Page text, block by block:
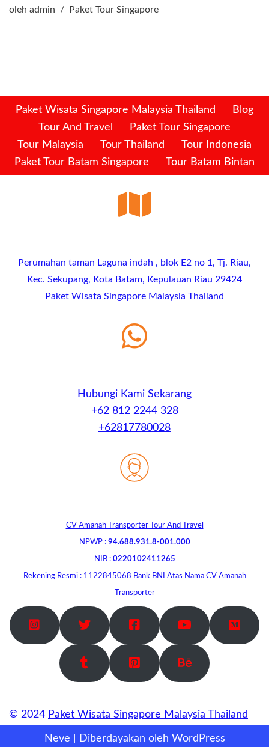
oleh admin Paket Tour Singapore
Paket Wisata Singapore Malaysia Thailand
Blog
Tour And Travel
Paket Tour Singapore
Tour Malaysia
Tour Thailand
Tour Indonesia
Paket Tour Batam Singapore
Tour Batam Bintan
Perumahan taman Laguna indah , blok E2 no 1, Tj. Riau,
Kec. Sekupang, Kota Batam, Kepulauan Riau 29424
Paket Wisata Singapore Malaysia Thailand
Hubungi Kami Sekarang
+62 812 2244 328
+62817780028
CV Amanah Transporter Tour And Travel
NPWP : 94.688.931.8-001.000
NIB : 0220102411265
Rekening Resmi : 1122845068 Bank BNI Atas Nama CV Amanah
Transporter
© 2024 Paket Wisata Singapore Malaysia Thailand
Neve | Diberdayakan oleh WordPress